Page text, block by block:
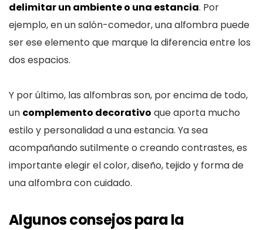
delimitar un ambiente o una estancia. Por
ejemplo, en un salón-comedor, una alfombra puede
ser ese elemento que marque la diferencia entre los
dos espacios.
Y por último, las alfombras son, por encima de todo,
un complemento decorativo que aporta mucho
estilo y personalidad a una estancia. Ya sea
acompañando sutilmente o creando contrastes, es
importante elegir el color, diseño, tejido y forma de
una alfombra con cuidado.
Algunos consejos para la